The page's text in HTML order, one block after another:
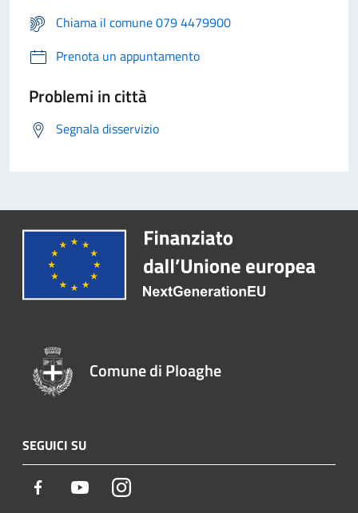
Chiama il comune 079 4479900
Prenota un appuntamento
Problemi in città
Segnala disservizio
Comune di Ploaghe
SEGUICI SU
Facebook YoutubeInstagram